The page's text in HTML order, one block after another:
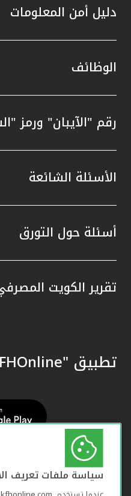
دليل أمن المعلومات
الوظائف
رقم "الآيبان" ورمز
الأسئلة الشائعة
أسئلة حول التورق
تقرير الكويت
تطبيق "KFHOnline" للهواتف الذكية
سياسة ملفات تعريف